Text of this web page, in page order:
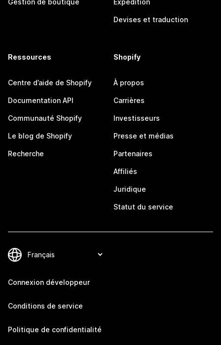
Gestion de boutique Expédition
Devises et traduction
Ressources
Centre d’aide de Shopify
Documentation API
Communauté Shopify
Le blog de Shopify
Recherche
Shopify
À propos
Carrières
Investisseurs
Presse et médias
Partenaires
Affiliés
Juridique
Statut du service
Connexion développeur
Conditions de service
Politique de confidentialité